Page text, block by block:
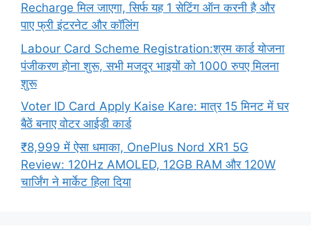
Recharge मिल जाएगा, सिर्फ यह 1 सेटिंग ऑन करनी है और
पाए फ्री इंटरनेट और कॉलिंग
Labour Card Scheme Registration:श्रम कार्ड योजना
पंजीकरण होना शुरू, सभी मजदूर भाइयों को 1000 रुपए मिलना
शुरू
Voter ID Card Apply Kaise Kare: मात्र 15 मिनट में घर
बैठें बनाए वोटर आईडी कार्ड
₹8,999 में ऐसा धमाका, OnePlus Nord XR1 5G
Review: 120Hz AMOLED, 12GB RAM और 120W
चार्जिंग ने मार्केट हिला दिया